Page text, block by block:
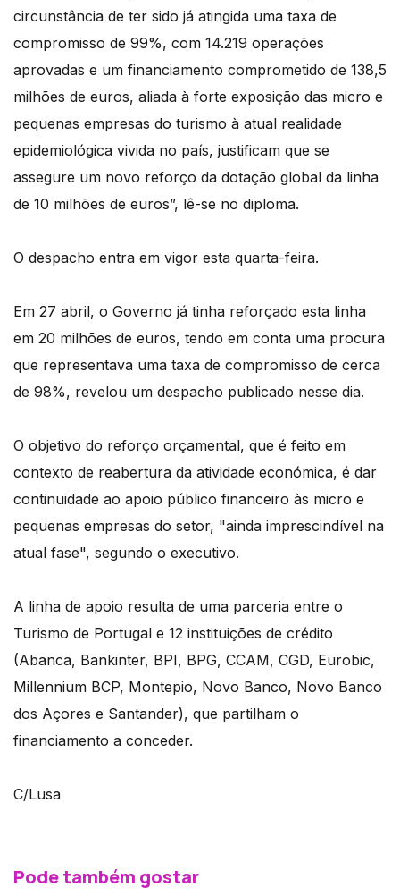
circunstância de ter sido já atingida uma taxa de
compromisso de 99%, com 14.219 operações
aprovadas e um financiamento comprometido de 138,5
milhões de euros, aliada à forte exposição das micro e
pequenas empresas do turismo à atual realidade
epidemiológica vivida no país, justificam que se
assegure um novo reforço da dotação global da linha
de 10 milhões de euros”, lê-se no diploma.
O despacho entra em vigor esta quarta-feira.
Em 27 abril, o Governo já tinha reforçado esta linha
em 20 milhões de euros, tendo em conta uma procura
que representava uma taxa de compromisso de cerca
de 98%, revelou um despacho publicado nesse dia.
O objetivo do reforço orçamental, que é feito em
contexto de reabertura da atividade económica, é dar
continuidade ao apoio público financeiro às micro e
pequenas empresas do setor, "ainda imprescindível na
atual fase", segundo o executivo.
A linha de apoio resulta de uma parceria entre o
Turismo de Portugal e 12 instituições de crédito
(Abanca, Bankinter, BPI, BPG, CCAM, CGD, Eurobic,
Millennium BCP, Montepio, Novo Banco, Novo Banco
dos Açores e Santander), que partilham o
financiamento a conceder.
C/Lusa
Pode também gostar